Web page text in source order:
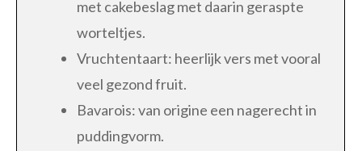
met cakebeslag met daarin geraspte
worteltjes.
Vruchtentaart: heerlijk vers met vooral
veel gezond fruit.
Bavarois: van origine een nagerecht in
puddingvorm.